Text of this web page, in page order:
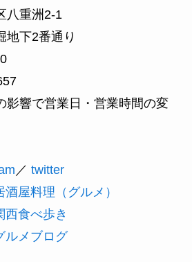
八重洲2-1
下2番通り
響で営業日・営業時間の変
／ twitter
屋料理（グルメ）
西食べ歩き
ルメブログ